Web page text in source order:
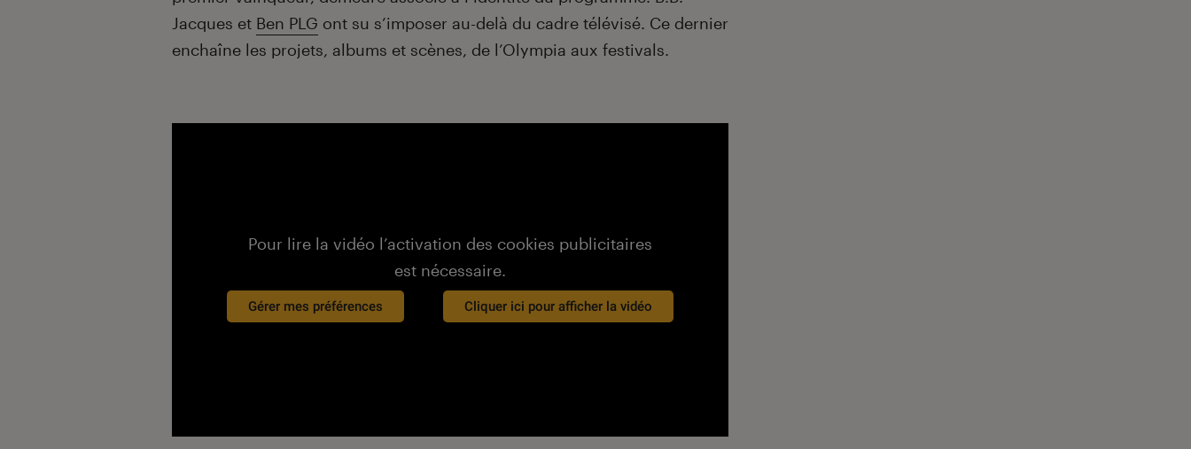
Jacques et Ben PLG ont su s’imposer au-delà du cadre télévisé. Ce dernier
enchaîne les projets, albums et scènes, de l’Olympia aux festivals.
Pour lire la vidéo l’activation des cookies publicitaires
est nécessaire.
Gérer mes préférences Cliquer ici pour afficher la vidéo